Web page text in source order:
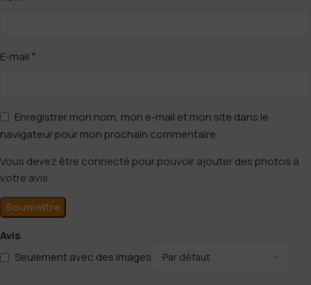
Avis
Seulement avec des images
E-mail *
Enregistrer mon nom, mon e-mail et mon site dans le
navigateur pour mon prochain commentaire.
Vous devez être connecté pour pouvoir ajouter des photos à
votre avis.